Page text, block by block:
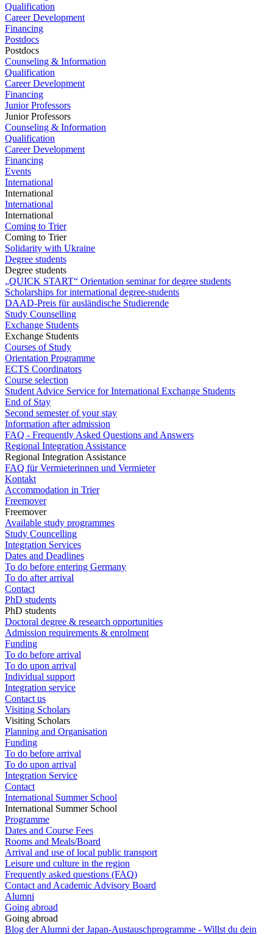
Qualification
Career Development
Financing
Postdocs
Postdocs
Counseling & Information
Qualification
Career Development
Financing
Junior Professors
Junior Professors
Counseling & Information
Qualification
Career Development
Financing
Events
International
International
International
International
Coming to Trier
Coming to Trier
Solidarity with Ukraine
Degree students
Degree students
„QUICK START“ Orientation seminar for degree students
Scholarships for international degree-students
DAAD-Preis für ausländische Studierende
Study Counselling
Exchange Students
Exchange Students
Courses of Study
Orientation Programme
ECTS Coordinators
Course selection
Student Advice Service for International Exchange Students
End of Stay
Second semester of your stay
Information after admission
FAQ - Frequently Asked Questions and Answers
Regional Integration Assistance
Regional Integration Assistance
FAQ für Vermieterinnen und Vermieter
Kontakt
Accommodation in Trier
Freemover
Freemover
Available study programmes
Study Councelling
Integration Services
Dates and Deadlines
To do before entering Germany
To do after arrival
Contact
PhD students
PhD students
Doctoral degree & research opportunities
Admission requirements & enrolment
Funding
To do before arrival
To do upon arrival
Individual support
Integration service
Contact us
Visiting Scholars
Visiting Scholars
Planning and Organisation
Funding
To do before arrival
To do upon arrival
Integration Service
Contact
International Summer School
International Summer School
Programme
Dates and Course Fees
Rooms and Meals/Board
Arrival and use of local public transport
Leisure und culture in the region
Frequently asked questions (FAQ)
Contact and Academic Advisory Board
Alumni
Going abroad
Going abroad
Blog der Alumni der Japan-Austauschprogramme - Willst du dein